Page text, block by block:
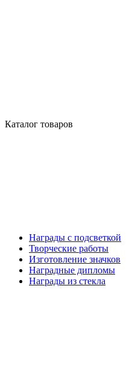
Каталог товаров
Награды с подсветкой
Творческие работы
Изготовление значков
Наградные дипломы
Награды из стекла